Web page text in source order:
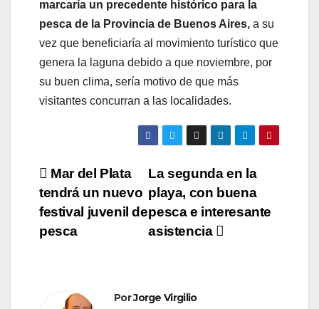
marcaría un precedente histórico para la
pesca de la Provincia de Buenos Aires, a su
vez que beneficiaría al movimiento turístico que
genera la laguna debido a que noviembre, por
su buen clima, sería motivo de que más
visitantes concurran a las localidades.
Navegación
de
entradas
La segunda en la
playa, con buena
pesca e interesante
asistencia
Mar del Plata
tendrá un nuevo
festival juvenil de
pesca
PorJorge Virgilio